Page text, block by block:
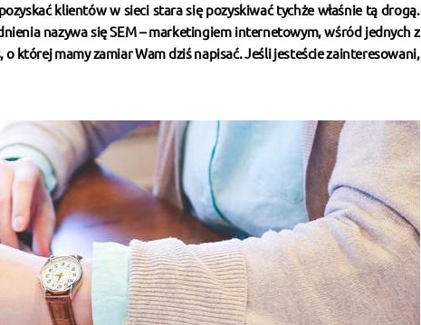
klientów w sieci stara się pozyskiwać tychże właśnie tą drogą.
nazywa się SEM – marketingiem internetowym, wśród jednych z
której mamy zamiar Wam dziś napisać. Jeśli jesteście zainteresowani,